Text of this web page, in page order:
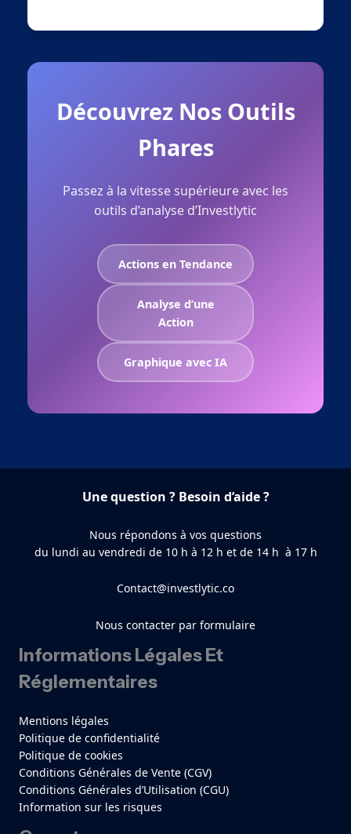
Découvrez Nos Outils
Phares
Passez à la vitesse supérieure avec les
outils d’analyse d’Investlytic
Actions en Tendance
Analyse d’une
Action
Graphique avec IA
Une question ? Besoin d’aide ?
Nous répondons à vos questions
du lundi au vendredi de 10 h à 12 h et de 14 h à 17 h
Contact@investlytic.co
Nous contacter par formulaire
Informations Légales Et
Réglementaires
Mentions légales
Politique de confidentialité
Politique de cookies
Conditions Générales de Vente (CGV)
Conditions Générales d’Utilisation (CGU)
Information sur les risques